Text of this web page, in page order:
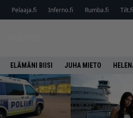
Pelaaja.fi Inferno.fi Rumba.fi Tilt.fi
ELÄMÄNI BIISI JUHA MIETO